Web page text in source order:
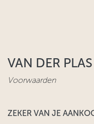
VAN DER
Voorwaarden
ZEKER VAN JE